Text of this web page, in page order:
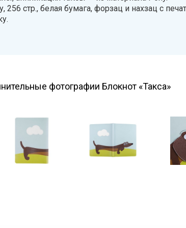
стр., белая бумага, форзац и нахзац с
фотографии Блокнот «Такса»